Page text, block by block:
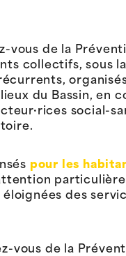
vous de la
collectifs, sous
du Bassin, en
social-
pour les
éloignées des
vous de la